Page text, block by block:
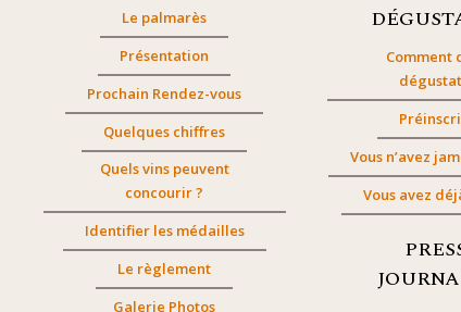
Le palmarès
Présentation
Prochain Rendez-vous
Quelques chiffres
Quels vins peuvent
concourir ?
Identifier les médailles
Le règlement
Galerie Photos
Comment
Vous n’avez
Vous avez